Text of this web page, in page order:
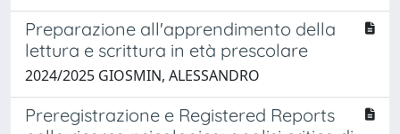
Preparazione all'apprendimento della
lettura e scrittura in età prescolare
2024/2025 GIOSMIN, ALESSANDRO
Preregistrazione e Registered Reports